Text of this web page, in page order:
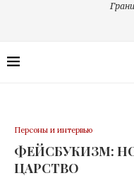
Персоны и интервью
ФЕЙСБУКИЗМ:
ЦАРСТВО